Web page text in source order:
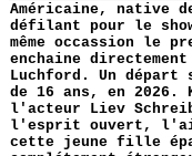
Américaine, native
défilant pour le
même occassion le
enchaine
Luchford. Un
de 16 ans, en
l'acteur Liev
l'esprit ouvert,
cette jeune fille